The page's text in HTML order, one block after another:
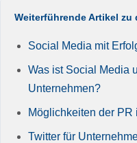
Weiterführende Artikel zu
Social Media mit
Was ist Social Media
Unternehmen?
Möglichkeiten der PR
Twitter für